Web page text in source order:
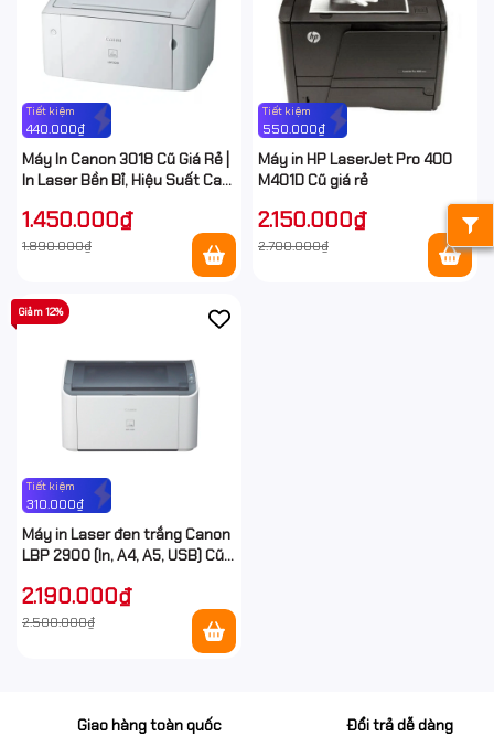
Tiết kiệm
440.000₫
Máy In Canon 3018 Cũ Giá Rẻ |
In Laser Bền Bỉ, Hiệu Suất Cao
1.450.000₫
1.890.000₫
Tiết kiệm
550.000₫
Máy in HP LaserJet Pro 400
M401D Cũ giá rẻ
2.150.000₫
2.700.000₫
Tiết kiệm
310.000₫
Giảm 12%
Máy in Laser đen trắng Canon
LBP 2900 (In, A4, A5, USB) Cũ
2.190.000₫
2.500.000₫
Giao hàng toàn quốc Đổi trả dễ dàng